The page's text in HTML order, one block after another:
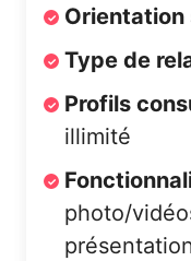
Orientation
Type de
Profils
illimité
photo/